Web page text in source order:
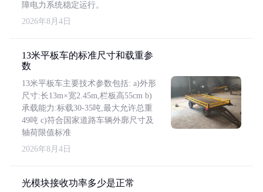
障电力系统稳定运行。
2026年8月4日
13米平板车的标准尺寸和载重参
数
13米平板车主要技术参数包括: a)外形
尺寸:长13m×宽2.45m,栏板高55cm b)
承载能力:标载30-35吨,最大允许总重
49吨 c)符合国家道路车辆外廓尺寸及
轴荷限值标准
2026年8月4日
光模块接收功率多少是正常